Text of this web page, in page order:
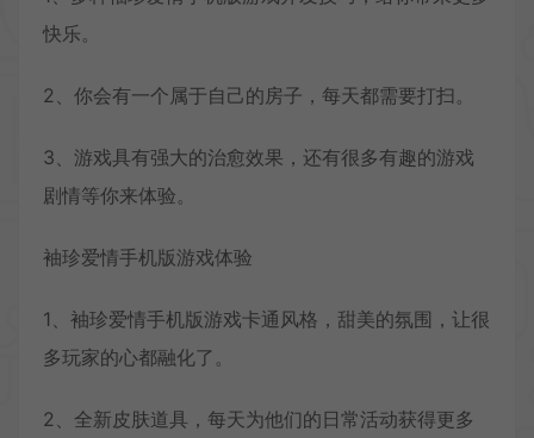
快乐。
2、你会有一个属于自己的房子，每天都需要打扫。
3、游戏具有强大的治愈效果，还有很多有趣的游戏
剧情等你来体验。
袖珍爱情手机版游戏体验
1、袖珍爱情手机版游戏卡通风格，甜美的氛围，让很
多玩家的心都融化了。
2、全新皮肤道具，每天为他们的日常活动获得更多